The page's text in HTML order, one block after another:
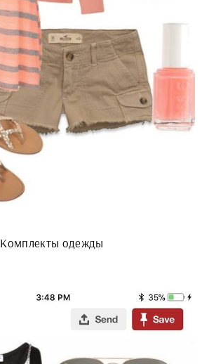
Комплекты одежды